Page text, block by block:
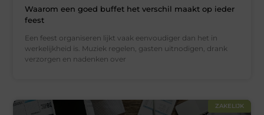
Waarom een goed buffet het verschil maakt op ieder
feest
Een feest organiseren lijkt vaak eenvoudiger dan het in
werkelijkheid is. Muziek regelen, gasten uitnodigen, drank
verzorgen en nadenken over
ZAKELIJK